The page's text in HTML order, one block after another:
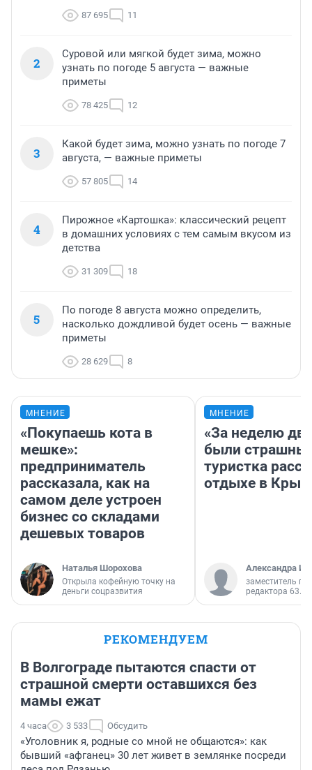
87 695 11
2
Суровой или мягкой будет зима, можно
узнать по погоде 5 августа — важные
приметы
78 425 12
3
Какой будет зима, можно узнать по погоде 7
августа, — важные приметы
57 805 14
4
Пирожное «Картошка»: классический рецепт
в домашних условиях с тем самым вкусом из
детства
31 309 18
5
По погоде 8 августа можно определить,
насколько дождливой будет осень — важные
приметы
28 629 8
МНЕНИЕ
«Покупаешь кота в
мешке»:
предприниматель
рассказала, как на
самом деле устроен
бизнес со складами
дешевых товаров
Наталья Шорохова
Открыла кофейную точку на
деньги соцразвития
МНЕНИЕ
«За неделю
были
туристка
отдыхе в
Александра
заместитель
редактора 63.RU
РЕКОМЕНДУЕМ
В Волгограде пытаются спасти от
страшной смерти оставшихся без
мамы ежат
4 часа 3 533 Обсудить
«Уголовник я, родные со мной не общаются»: как
бывший «афганец» 30 лет живет в землянке посреди